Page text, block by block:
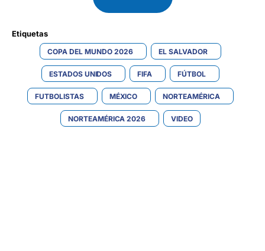
Etiquetas
COPA DEL MUNDO 2026 EL SALVADOR
ESTADOS UNIDOS FIFA FÚTBOL
FUTBOLISTAS MÉXICO NORTEAMÉRICA
NORTEAMÉRICA 2026 VIDEO